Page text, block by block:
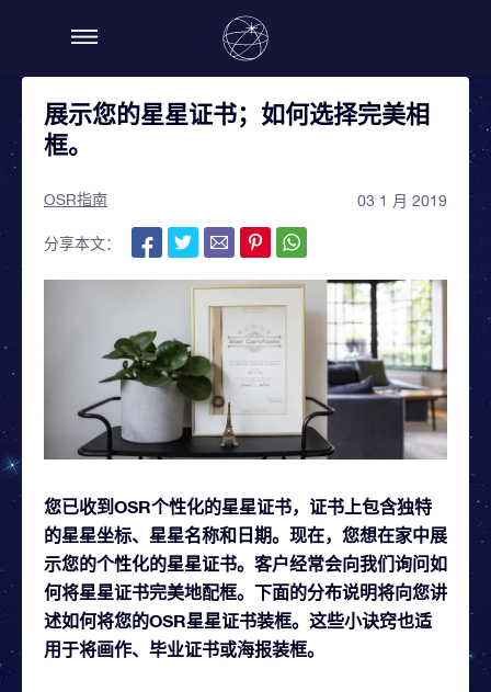
展示您的星星证书；如何选择完美相
框。
OSR指南 03 1 月 2019
分享本文：
您已收到OSR个性化的星星证书，证书上包含独特
的星星坐标、星星名称和日期。现在，您想在家中展
示您的个性化的星星证书。客户经常会向我们询问如
何将星星证书完美地配框。下面的分布说明将向您讲
述如何将您的OSR星星证书装框。这些小诀窍也适
用于将画作、毕业证书或海报装框。